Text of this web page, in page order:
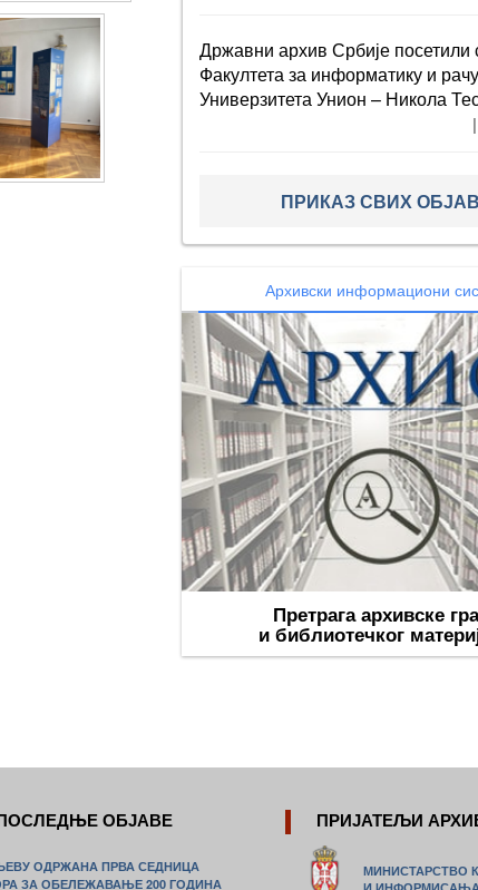
Државни архив Србије посетили
Факултета за информатику и
Универзитета Унион – Никола
ПРИКАЗ СВИХ
Архивски информациони
Претрага архивске
и библиотечког
ОБЈАВЕ
ОДРЖАНА ПРВА СЕДНИЦА
ЗА ОБЕЛЕЖАВАЊЕ 200 ГОДИНА
ПРИЈАТЕЉИ
МИНИСТАРСТВО